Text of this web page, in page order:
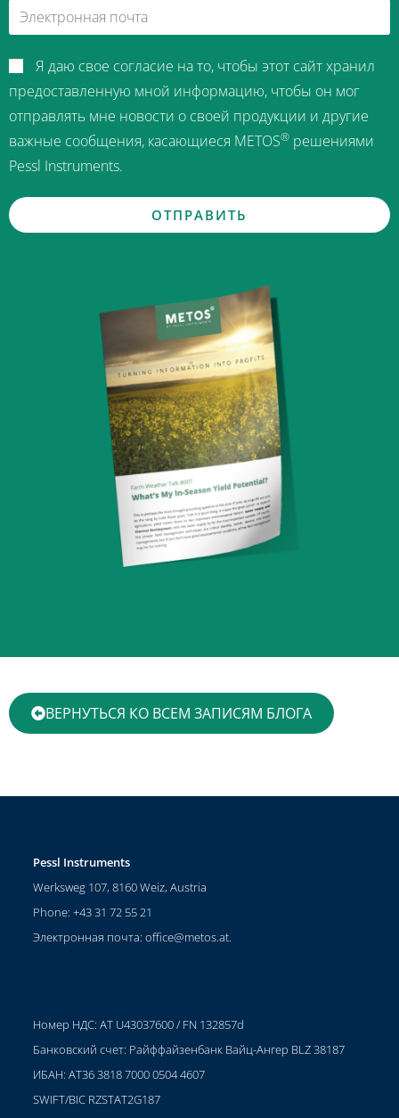
Я даю свое согласие на то, чтобы этот сайт хранил
предоставленную мной информацию, чтобы он мог
отправлять мне новости о своей продукции и другие
важные сообщения, касающиеся METOS® решениями
Pessl Instruments.
ОТПРАВИТЬ
ВЕРНУТЬСЯ КО ВСЕМ ЗАПИСЯМ БЛОГА
Pessl Instruments
Werksweg 107, 8160 Weiz, Austria
Phone: +43 31 72 55 21
Электронная почта:office@metos.at.
Номер НДС: AT U43037600 / FN 132857d
Банковский счет: Райффайзенбанк Вайц-Ангер BLZ 38187
ИБАН: AT36 3818 7000 0504 4607
SWIFT/BIC RZSTAT2G187